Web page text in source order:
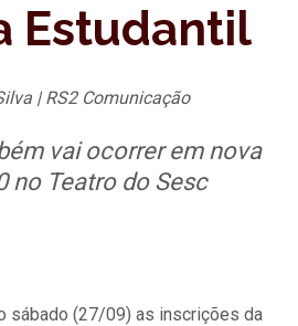
Estudantil
| RS2 Comunicação
vai ocorrer em nova
no Teatro do Sesc
sábado (27/09) as inscrições da